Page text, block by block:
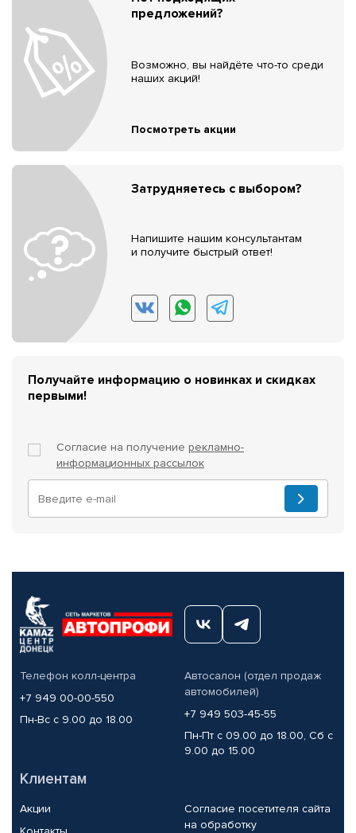
предложений?
Возможно, вы найдёте что-то среди
наших акций!
Посмотреть акции
Затрудняетесь с выбором?
Напишите нашим консультантам
и получите быстрый ответ!
Получайте информацию о новинках и скидках
первыми!
Согласие на получение рекламно-
информационных рассылок
Телефон колл-центра
+7 949 00-00-550
Пн-Вс с 9.00 до 18.00
Автосалон (отдел продаж
автомобилей)
+7 949 503-45-55
Пн-Пт с 09.00 до 18.00, Сб с
9.00 до 15.00
Клиентам
Акции
Согласие посетителя сайта
на обработку